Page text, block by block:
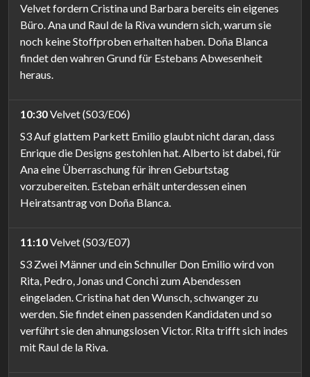
Velvet fordern Cristina und Barbara bereits ein eigenes
Büro. Ana und Raul de la Riva wundern sich, warum sie
noch keine Stoffproben erhalten haben. Doña Blanca
findet den wahren Grund für Estebans Abwesenheit
heraus.
10:30Velvet (S03/E06)
S3 Auf glattem Parkett Emilio glaubt nicht daran, dass
Enrique die Designs gestohlen hat. Alberto ist dabei, für
Ana eine Überraschung für ihren Geburtstag
vorzubereiten. Esteban erhält unterdessen einen
Heiratsantrag von Doña Blanca.
11:10Velvet (S03/E07)
S3 Zwei Männer und ein Schnuller Don Emilio wird von
Rita, Pedro, Jonas und Conchi zum Abendessen
eingeladen. Cristina hat den Wunsch, schwanger zu
werden. Sie findet einen passenden Kandidaten und so
verführt sie den ahnungslosen Victor. Rita trifft sich indes
mit Raul de la Riva.